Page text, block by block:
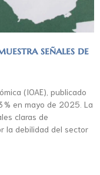
señales de
(IOAE), publicado
% en mayo de 2025. La
claras de
la debilidad del sector